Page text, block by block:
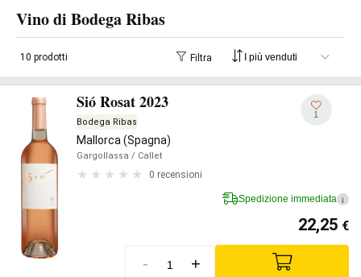
Vino di Bodega Ribas
10 prodotti Filtra
Sió Rosat 2023
Bodega Ribas
Mallorca (Spagna)
Gargollassa / Callet
0 recensioni
1
Spedizione immediata i
22,25 €
- +